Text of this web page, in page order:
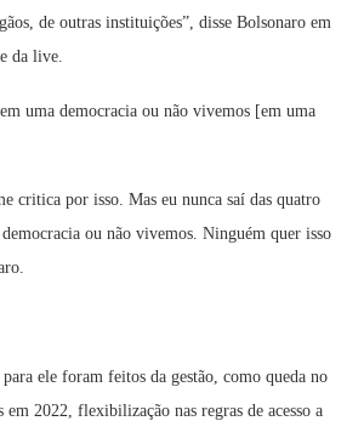
de outras instituições”, disse Bolsonaro em
da live.
uma democracia ou não vivemos [em uma
critica por isso. Mas eu nunca saí das quatro
ou não vivemos. Ninguém quer isso
ele foram feitos da gestão, como queda no
em 2022, flexibilização nas regras de acesso a